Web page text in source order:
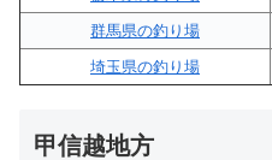
群馬県の釣り場
埼玉県の釣り場
甲信越地方